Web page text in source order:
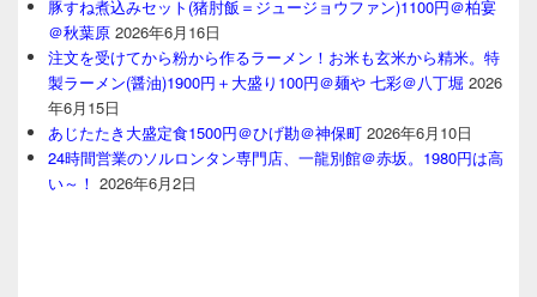
豚すね煮込みセット(猪肘飯＝ジュージョウファン)1100円＠柏宴
＠秋葉原 2026年6月16日
注文を受けてから粉から作るラーメン！お米も玄米から精米。特
製ラーメン(醤油)1900円＋大盛り100円＠麺や 七彩＠八丁堀 2026
年6月15日
あじたたき大盛定食1500円＠ひげ勘＠神保町 2026年6月10日
24時間営業のソルロンタン専門店、一龍別館＠赤坂。1980円は高
い～！ 2026年6月2日